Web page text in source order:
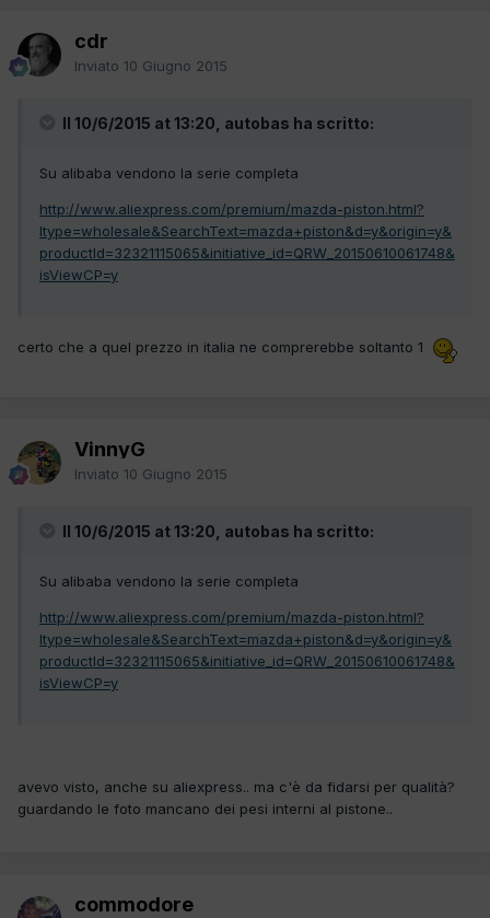
cdr
Inviato 10 Giugno 2015
Il 10/6/2015 at 13:20, autobas ha scritto:
Su alibaba vendono la serie completa
http://www.aliexpress.com/premium/mazda-piston.html?
ltype=wholesale&SearchText=mazda+piston&d=y&origin=y&
productId=32321115065&initiative_id=QRW_20150610061748&
isViewCP=y
certo che a quel prezzo in italia ne comprerebbe soltanto 1
VinnyG
Inviato 10 Giugno 2015
Il 10/6/2015 at 13:20, autobas ha scritto:
Su alibaba vendono la serie completa
http://www.aliexpress.com/premium/mazda-piston.html?
ltype=wholesale&SearchText=mazda+piston&d=y&origin=y&
productId=32321115065&initiative_id=QRW_20150610061748&
isViewCP=y
avevo visto, anche su aliexpress.. ma c'è da fidarsi per qualità?
guardando le foto mancano dei pesi interni al pistone..
commodore